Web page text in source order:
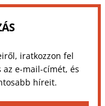
iratkozzon fel
e-mail-címét, és
híreit.